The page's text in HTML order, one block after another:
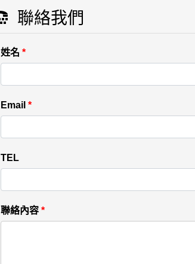
聯絡我們
姓名 *
Email *
TEL
聯絡內容 *